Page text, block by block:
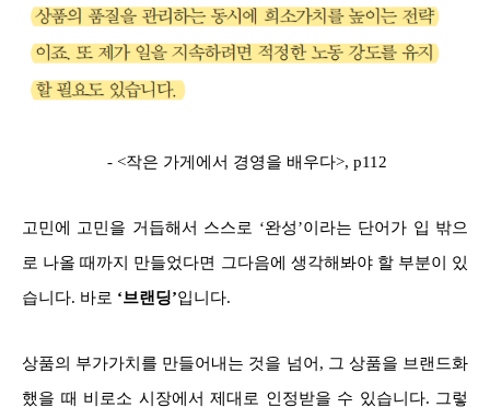
- <작은 가게에서 경영을 배우다>, p112
고민에 고민을 거듭해서 스스로 ‘완성’이라는 단어가 입 밖으
로 나올 때까지 만들었다면 그다음에 생각해봐야 할 부분이 있
습니다. 바로 ‘브랜딩’입니다.
상품의 부가가치를 만들어내는 것을 넘어, 그 상품을 브랜드화
했을 때 비로소 시장에서 제대로 인정받을 수 있습니다. 그렇